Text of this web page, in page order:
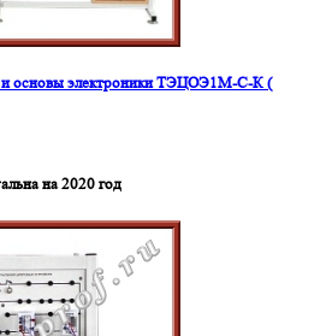
и основы электроники ТЭЦОЭ1М-С-К (
на 2020 год